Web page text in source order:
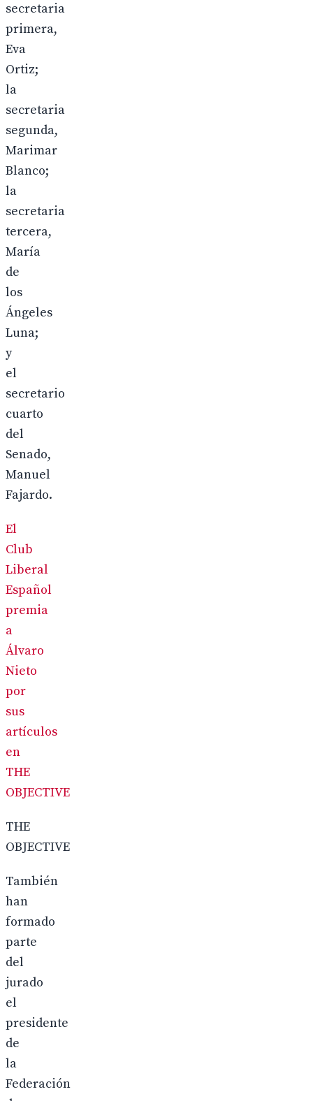
secretaria
primera,
Eva
Ortiz;
la
secretaria
segunda,
Marimar
Blanco;
la
secretaria
tercera,
María
de
los
Ángeles
Luna;
y
el
secretario
cuarto
del
Senado,
Manuel
Fajardo.
El
Club
Liberal
Español
premia
a
Álvaro
Nieto
por
sus
artículos
en
THE
OBJECTIVE
THE
OBJECTIVE
También
han
formado
parte
del
jurado
el
presidente
de
la
Federación